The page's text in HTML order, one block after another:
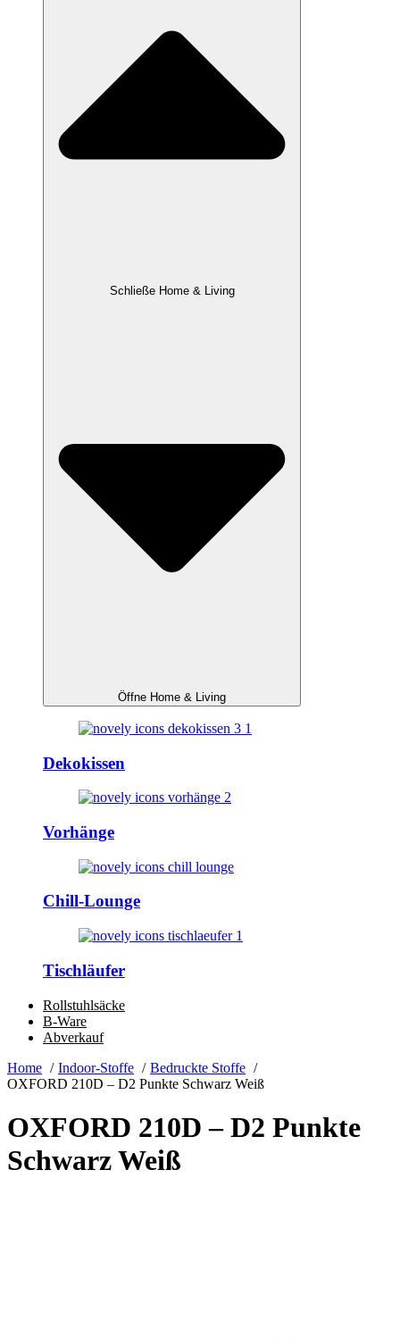
Schließe Home & Living
Öffne Home & Living
Dekokissen
Vorhänge
Chill-Lounge
Tischläufer
Rollstuhlsäcke
B-Ware
Abverkauf
Home
Indoor-Stoffe
Bedruckte Stoffe
OXFORD 210D – D2 Punkte Schwarz Weiß
OXFORD 210D – D2 Punkte
Schwarz Weiß